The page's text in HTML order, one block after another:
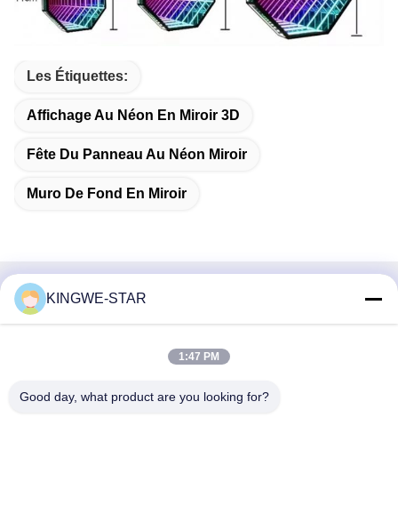
Les Étiquettes:
Affichage Au Néon En Miroir 3D
Fête Du Panneau Au Néon Miroir
Muro De Fond En Miroir
Contactez rapidement
Fuyong, district Baoan, Shenzhen, Guangdong, Chine
KINGWE-STAR
1:47 PM
Good day, what product are you looking for?